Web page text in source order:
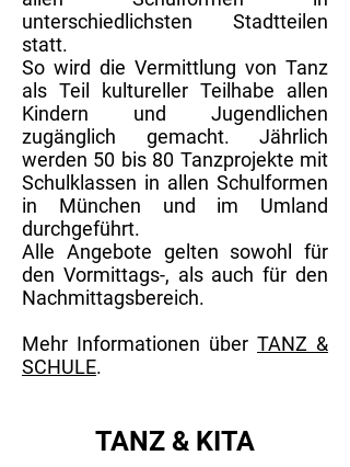
unterschiedlichsten Stadtteilen
statt.
So wird die Vermittlung von Tanz
als Teil kultureller Teilhabe allen
Kindern und Jugendlichen
zugänglich gemacht. Jährlich
werden 50 bis 80 Tanzprojekte mit
Schulklassen in allen Schulformen
in München und im Umland
durchgeführt.
Alle Angebote gelten sowohl für
den Vormittags-, als auch für den
Nachmittagsbereich.
Mehr Informationen über TANZ &
SCHULE.
TANZ & KITA